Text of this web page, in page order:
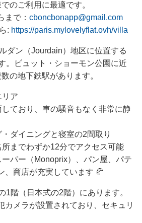
のご利用に最適です。
まで： cboncbonapp@gmail.com
: https://paris.mylovelyflat.ovh/villa
ダン（Jourdain）地区に位置する
。ビュット・ショーモン公園に近
の地下鉄駅があります。
リア
ており、車の騒音もなく非常に静
ダイニングと寝室の2間取り
までわずか12分でアクセス可能
パー（Monoprix）、パン屋、パテ
、商店が充実しています 🥐
1階（日本式の2階）にあります。
カメラが設置されており、セキュリ